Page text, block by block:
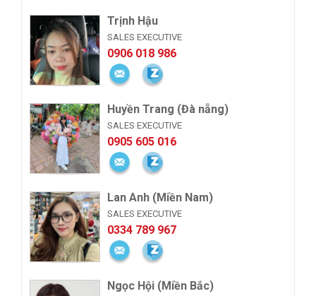
Trịnh Hậu
SALES EXECUTIVE
0906 018 986
Huyền Trang (Đà nẵng)
SALES EXECUTIVE
0905 605 016
Lan Anh (Miền Nam)
SALES EXECUTIVE
0334 789 967
Ngọc Hội (Miền Bắc)